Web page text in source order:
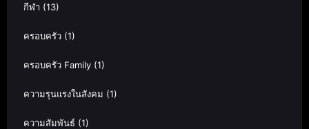
กีฬา (13)
ครอบครัว (1)
ครอบครัว Family (1)
ความรุนแรงในสังคม (1)
ความสัมพันธ์ (1)